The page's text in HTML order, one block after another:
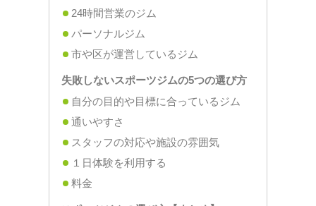
24時間営業のジム
パーソナルジム
市や区が運営しているジム
失敗しないスポーツジムの5つの選び方
自分の目的や目標に合っているジム
通いやすさ
スタッフの対応や施設の雰囲気
１日体験を利用する
料金